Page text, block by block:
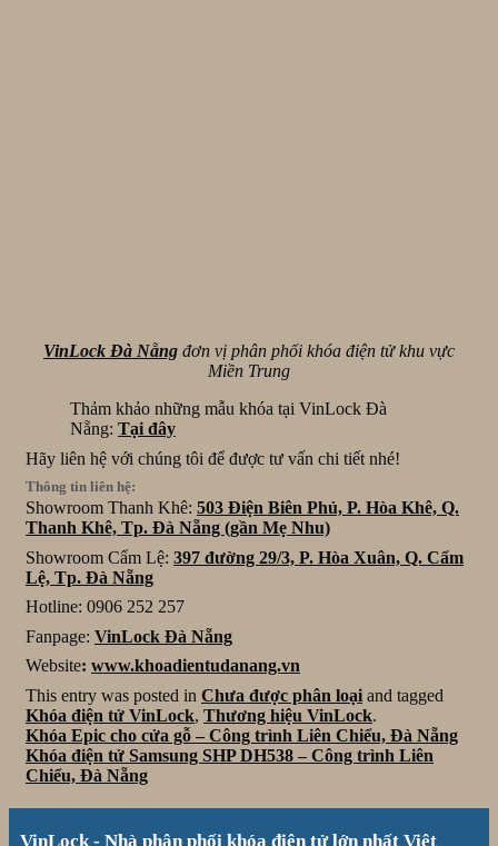
VinLock Đà Nẵng đơn vị phân phối khóa điện tử khu vực
Miền Trung
Thảm khảo những mẫu khóa tại VinLock Đà
Nẵng: Tại đây
Hãy liên hệ với chúng tôi để được tư vấn chi tiết nhé!
Thông tin liên hệ:
Showroom Thanh Khê: 503 Điện Biên Phủ, P. Hòa Khê, Q.
Thanh Khê, Tp. Đà Nẵng (gần Mẹ Nhu)
Showroom Cẩm Lệ: 397 đường 29/3, P. Hòa Xuân, Q. Cẩm
Lệ, Tp. Đà Nẵng
Hotline: 0906 252 257
Fanpage: VinLock Đà Nẵng
Website: www.khoadientudanang.vn
This entry was posted in Chưa được phân loại and tagged
Khóa điện tử VinLock, Thương hiệu VinLock.
Khóa Epic cho cửa gỗ – Công trình Liên Chiểu, Đà Nẵng
Khóa điện tử Samsung SHP DH538 – Công trình Liên
Chiểu, Đà Nẵng
VinLock - Nhà phân phối khóa điện tử lớn nhất Việt